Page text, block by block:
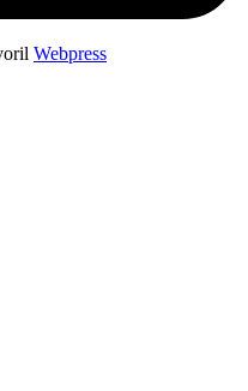
Webpress